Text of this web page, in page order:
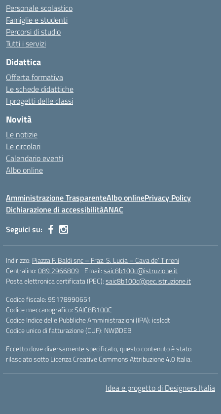
Personale scolastico
Famiglie e studenti
Percorsi di studio
Tutti i servizi
Didattica
Offerta formativa
Le schede didattiche
I progetti delle classi
Novità
Le notizie
Le circolari
Calendario eventi
Albo online
Amministrazione TrasparenteAlbo onlinePrivacy Policy
Dichiarazione di accessibilitàANAC
Seguici su:
Indirizzo: Piazza F. Baldi snc – Fraz. S. Lucia – Cava de’ Tirreni
Centralino:089 2966809 Email:saic8b100c@istruzione.it
Posta elettronica certificata (PEC):saic8b100c@pec.istruzione.it
Codice fiscale: 95178990651
Codice meccanografico:SAIC8B100C
Codice Indice delle Pubbliche Amministrazioni (IPA): icslcdt
Codice unico di fatturazione (CUF): NWØDEB
Eccetto dove diversamente specificato, questo contenuto è stato
rilasciato sotto Licenza Creative Commons Attribuzione 4.0 Italia.
Idea e progetto di Designers Italia